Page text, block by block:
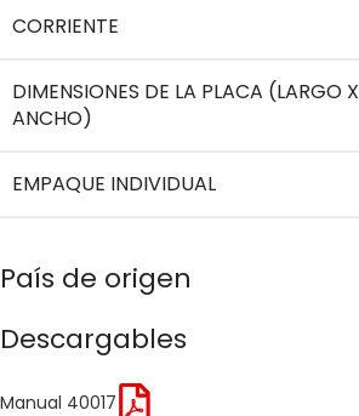
CORRIENTE
DIMENSIONES DE LA PLACA (LARGO X
ANCHO)
EMPAQUE INDIVIDUAL
País de origen
Descargables
Manual 40017